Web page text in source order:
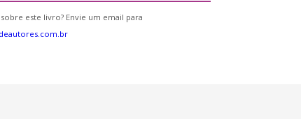
este livro? Envie um email para